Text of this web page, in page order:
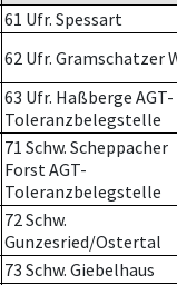
61 Ufr. Spessart
62 Ufr. Gramschatzer
63 Ufr. Haßberge AGT-
Toleranzbelegstelle
71 Schw. Scheppacher
Forst AGT-
Toleranzbelegstelle
72 Schw.
Gunzesried/Ostertal
73 Schw. Giebelhaus